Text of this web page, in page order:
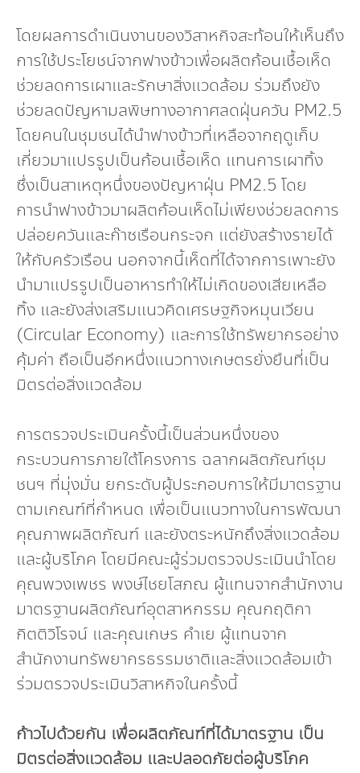
โดยผลการดำเนินงานของวิสาหกิจสะท้อนให้เห็นถึง
การใช้ประโยชน์จากฟางข้าวเพื่อผลิตก้อนเชื้อเห็ด
ช่วยลดการเผาและรักษาสิ่งแวดล้อม ร่วมถึงยัง
ช่วยลดปัญหามลพิษทางอากาศลดฝุ่นควัน PM2.5
โดยคนในชุมชนได้นำฟางข้าวที่เหลือจากฤดูเก็บ
เกี่ยวมาแปรรูปเป็นก้อนเชื้อเห็ด แทนการเผาทิ้ง
ซึ่งเป็นสาเหตุหนึ่งของปัญหาฝุ่น PM2.5 โดย
การนำฟางข้าวมาผลิตก้อนเห็ดไม่เพียงช่วยลดการ
ปล่อยควันและก๊าซเรือนกระจก แต่ยังสร้างรายได้
ให้กับครัวเรือน นอกจากนี้เห็ดที่ได้จากการเพาะยัง
นำมาแปรรูปเป็นอาหารทำให้ไม่เกิดของเสียเหลือ
ทิ้ง และยังส่งเสริมแนวคิดเศรษฐกิจหมุนเวียน
(Circular Economy) และการใช้ทรัพยากรอย่าง
คุ้มค่า ถือเป็นอีกหนึ่งแนวทางเกษตรยั่งยืนที่เป็น
มิตรต่อสิ่งแวดล้อม
การตรวจประเมินครั้งนี้เป็นส่วนหนึ่งของ
กระบวนการภายใต้โครงการ ฉลากผลิตภัณฑ์ชุม
ชนฯ ที่มุ่งมั่น ยกระดับผู้ประกอบการให้มีมาตรฐาน
ตามเกณฑ์ที่กำหนด เพื่อเป็นแนวทางในการพัฒนา
คุณภาพผลิตภัณฑ์ และยังตระหนักถึงสิ่งแวดล้อม
และผู้บริโภค โดยมีคณะผู้ร่วมตรวจประเมินนำโดย
คุณพวงเพชร พงษ์ไชยโสภณ ผู้แทนจากสำนักงาน
มาตรฐานผลิตภัณฑ์อุตสาหกรรม คุณกฤติกา
กิตติวิโรจน์ และคุณเกษร คำเย ผู้แทนจาก
สำนักงานทรัพยากรธรรมชาติและสิ่งแวดล้อมเข้า
ร่วมตรวจประเมินวิสาหกิจในครั้งนี้
ก้าวไปด้วยกัน เพื่อผลิตภัณฑ์ที่ได้มาตรฐาน เป็น
มิตรต่อสิ่งแวดล้อม และปลอดภัยต่อผู้บริโภค